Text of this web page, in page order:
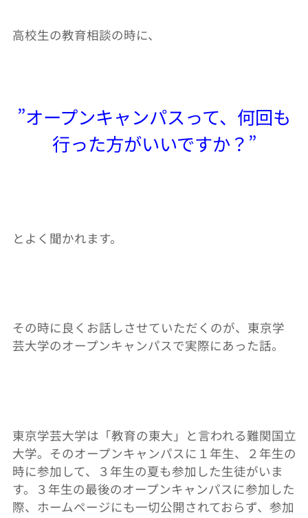
高校生の教育相談の時に、
”オープンキャンパスって、何回も
行った方がいいですか？”
とよく聞かれます。
その時に良くお話しさせていただくのが、東京学
芸大学のオープンキャンパスで実際にあった話。
東京学芸大学は「教育の東大」と言われる難関国立
大学。そのオープンキャンパスに１年生、２年生の
時に参加して、３年生の夏も参加した生徒がいま
す。３年生の最後のオープンキャンパスに参加した
際、ホームページにも一切公開されておらず、参加